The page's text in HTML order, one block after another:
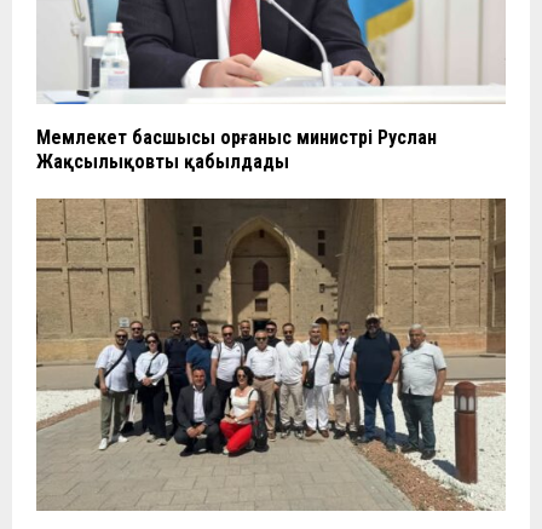
Мемлекет басшысы Қорғаныс министрі Руслан
Жақсылықовты қабылдады